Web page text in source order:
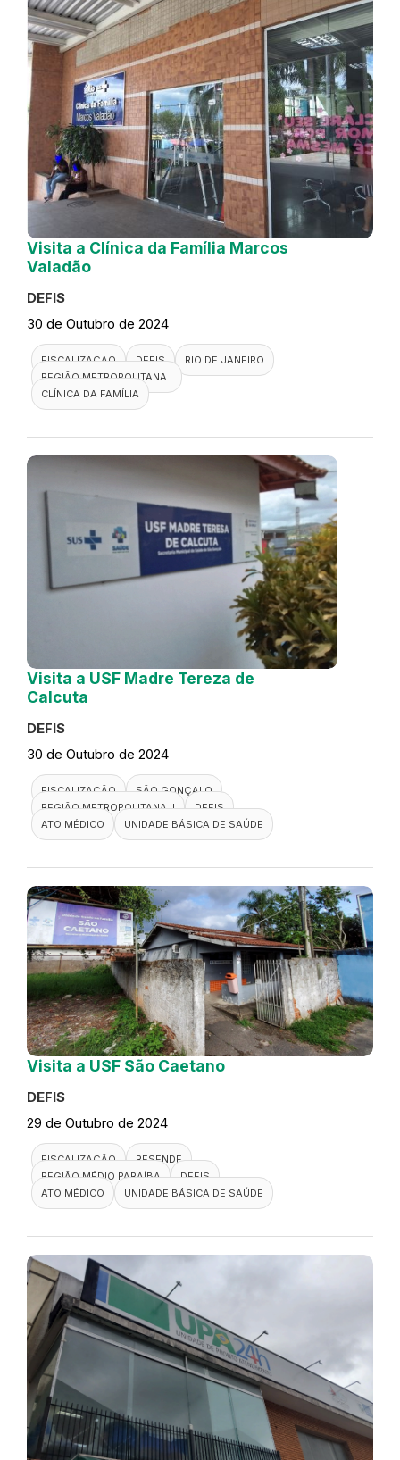
Visita a Clínica da Família Marcos
Valadão
DEFIS
30 de Outubro de 2024
FISCALIZAÇÃO DEFIS
RIO DE JANEIRO
REGIÃO METROPOLITANA I
CLÍNICA DA FAMÍLIA
Visita a USF Madre Tereza de
Calcuta
DEFIS
30 de Outubro de 2024
FISCALIZAÇÃO
SÃO GONÇALO
REGIÃO METROPOLITANA II
DEFIS
ATO MÉDICO
UNIDADE BÁSICA DE SAÚDE
Visita a USF São Caetano
DEFIS
29 de Outubro de 2024
FISCALIZAÇÃO
RESENDE
REGIÃO MÉDIO PARAÍBA
DEFIS
ATO MÉDICO
UNIDADE BÁSICA DE SAÚDE